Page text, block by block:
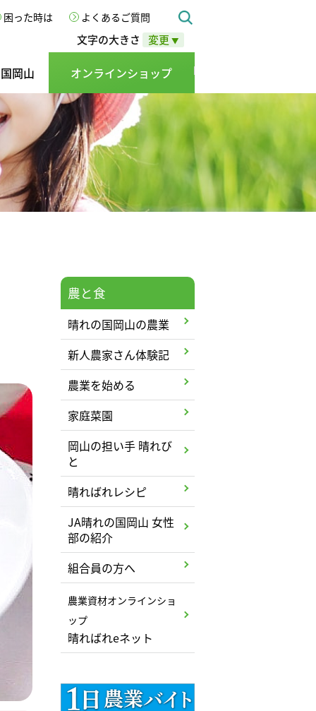
文字の大きさ 変更 ▼
岡山 オンラインショップ
困った時は よくあるご質問
農と食
晴れの国岡山の農業
新人農家さん体験記
農業を始める
家庭菜園
岡山の担い手 晴れび
と
晴ればれレシピ
JA晴れの国岡山 女性
部の紹介
組合員の方へ
農業資材オンラインショ
ップ
晴ればれeネット